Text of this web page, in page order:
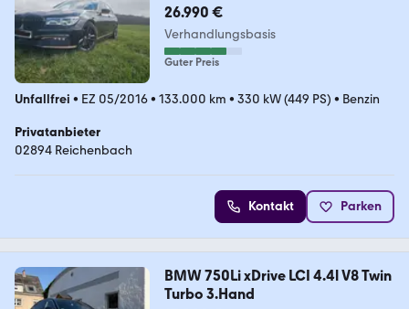
26.990 €
Verhandlungsbasis
Guter Preis
Unfallfrei • EZ 05/2016• 133.000 km • 330 kW (449 PS) • Benzin
Privatanbieter
02894 Reichenbach
Kontakt Parken
BMW 750Li xDrive LCI 4.4l V8 Twin
Turbo 3.Hand